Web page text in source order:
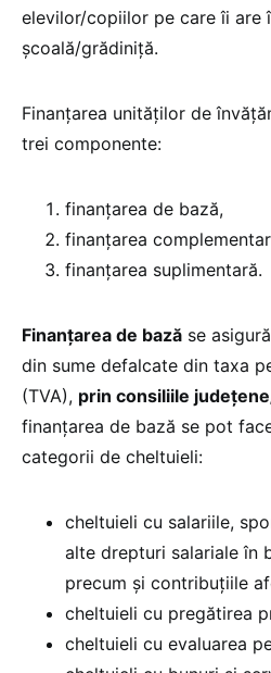
elevilor/copiilor pe care îi are
școală/grădiniță.
Finanţarea unităţilor de
trei componente:
finanţarea de bază,
finanţarea
finanţarea suplimentară.
Finanţarea de bază se
din sume defalcate din taxa
(TVA), prin consiliile
finanțarea de bază se pot
categorii de cheltuieli:
cheltuieli cu salariile,
alte drepturi salariale în
precum şi contribuţiile
cheltuieli cu pregătirea
cheltuieli cu evaluarea